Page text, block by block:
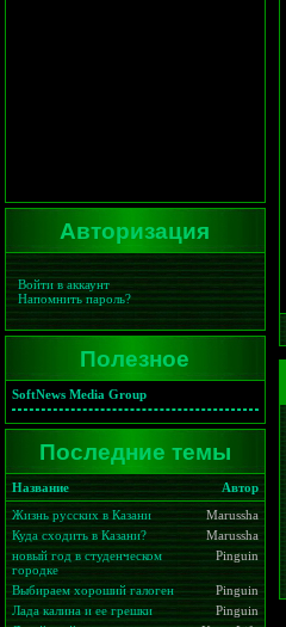
Авторизация
Войти в аккаунт
Напомнить пароль?
Полезное
SoftNews Media Group
Последние темы
Название
Автор
Жизнь русских в Казани
Marussha
Куда сходить в Казани?
Marussha
новый год в студенческом
городке
Pinguin
Выбираем хороший галоген
Pinguin
Лада калина и ее грешки
Pinguin